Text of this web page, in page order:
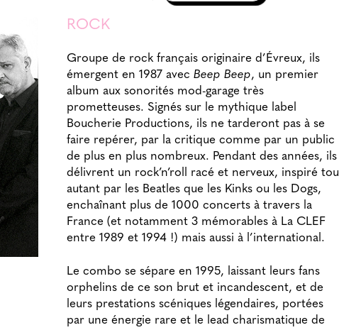
ROCK
Groupe de rock français originaire d’Évreux, ils
émergent en 1987 avec Beep Beep, un premier
album aux sonorités mod-garage très
prometteuses. Signés sur le mythique label
Boucherie Productions, ils ne tarderont pas à se
faire repérer, par la critique comme par un public
de plus en plus nombreux. Pendant des années, ils
délivrent un rock’n’roll racé et nerveux, inspiré
autant par les Beatles que les Kinks ou les Dogs,
enchaînant plus de 1000 concerts à travers la
France (et notamment 3 mémorables à La CLEF
entre 1989 et 1994 !) mais aussi à l’international.
Le combo se sépare en 1995, laissant leurs fans
orphelins de ce son brut et incandescent, et de
leurs prestations scéniques légendaires, portées
par une énergie rare et le lead charismatique de